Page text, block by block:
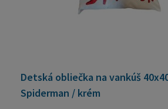
Detská obliečka na vankúš
Spiderman / krém